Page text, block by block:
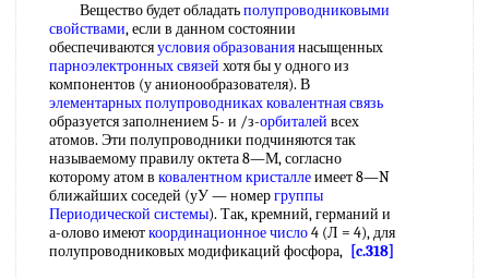
Вещество будет обладатьполупроводниковыми
свойствами, если в данном состоянии
обеспечиваютсяусловия образованиянасыщенных
парноэлектронных связей хотя бы у одного из
компонентов (у анионообразователя). В
элементарных полупроводникахковалентная связь
образуется заполнением 5- и /з-орбиталей всех
атомов. Эти полупроводники подчиняются так
называемому правилу октета 8—М, согласно
которому атом в ковалентном кристаллеимеет 8—N
ближайших соседей (уУ — номергруппы
Периодической системы). Так, кремний, германий и
а-олово имеюткоординационное число4 (Л = 4), для
полупроводниковых модификаций фосфора, [c.318]